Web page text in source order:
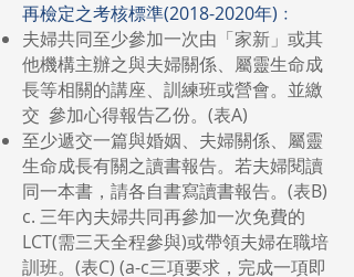
再檢定之考核標準(2018-2020年)﹕
夫婦共同至少參加一次由「家新」或其
他機構主辦之與夫婦關係、屬靈生命成
長等相關的講座、訓練班或營會。並繳
交 參加心得報告乙份。(表A)
至少遞交一篇與婚姻、夫婦關係、屬靈
生命成長有關之讀書報告。若夫婦閱讀
同一本書，請各自書寫讀書報告。(表B)
c. 三年內夫婦共同再參加一次免費的
LCT(需三天全程參與)或帶領夫婦在職培
訓班。(表C) (a-c三項要求，完成一項即